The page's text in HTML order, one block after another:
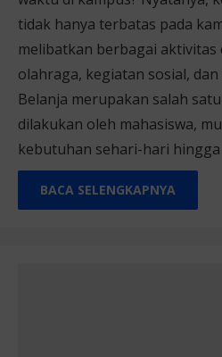
tidak hanya terbatas pada
melibatkan berbagai
olahraga, kegiatan sosial,
Belanja merupakan salah
dilakukan oleh mahasiswa,
kebutuhan sehari-hari
BACA SELENGKAPNYA